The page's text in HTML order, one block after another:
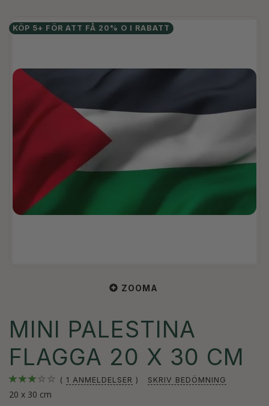
KÖP 5+ FÖR ATT FÅ 20% O I RABATT
ZOOMA
MINI PALESTINA
FLAGGA 20 X 30 CM
1 ANMELDELSER SKRIV BEDÖMNING
20 x 30 cm